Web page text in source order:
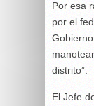
Por esa
por el
distrito”.
El Jefe